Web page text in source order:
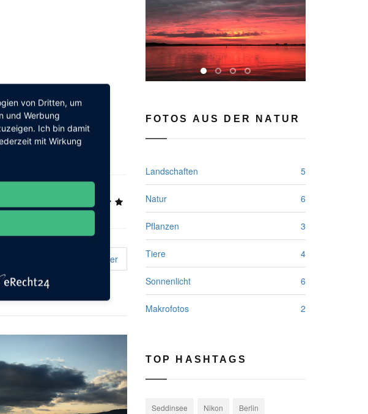
Weiter
prev
FOTOS AUS DER NATUR
Landschaften 5
Natur 6
Pflanzen 3
Tiere 4
Sonnenlicht 6
Makrofotos 2
TOP HASHTAGS
Seddinsee Nikon Berlin
von Dritten, um
und Werbung
Ich bin damit
mit Wirkung